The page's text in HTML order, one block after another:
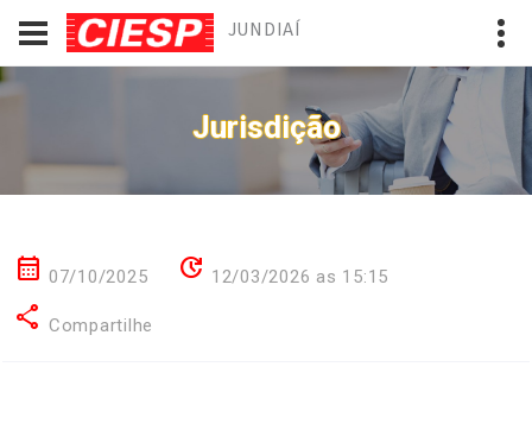
JUNDIAÍ
Jurisdição
calendar_month 07/10/2025 update 12/03/2026 as 15:15
share Compartilhe